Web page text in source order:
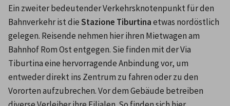
Ein zweiter bedeutender Verkehrsknotenpunkt für den
Bahnverkehr ist die Stazione Tiburtina etwas nordöstlich
gelegen. Reisende nehmen hier ihren Mietwagen am
Bahnhof Rom Ost entgegen. Sie finden mit der Via
Tiburtina eine hervorragende Anbindung vor, um
entweder direkt ins Zentrum zu fahren oder zu den
Vororten aufzubrechen. Vor dem Gebäude betreiben